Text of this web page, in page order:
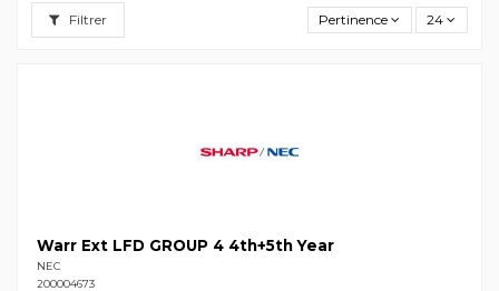
Filtrer Pertinence 24
Warr Ext LFD GROUP 4 4th+5th Year
NEC
200004673